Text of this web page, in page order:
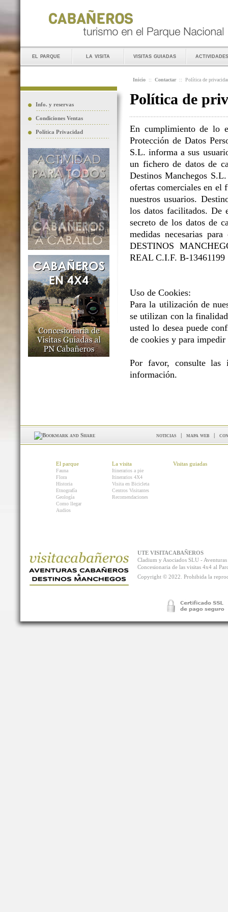
el parque la visita visitas guiadas actividades
Info. y reservas
Condiciones Ventas
Política Privacidad
Inicio :: Contactar :: Política de
Política de
En cumplimiento de lo
Protección de Datos
S.L. informa a sus
un fichero de datos de
Destinos Manchegos
ofertas comerciales en el
nuestros usuarios.
los datos facilitados. De
secreto de los datos de
medidas necesarias
DESTINOS
REAL C.I.F. B-13461199
Uso de Cookies:
Para la utilización de
se utilizan con la
usted lo desea puede
de cookies y para
Por favor, consulte las
información.
noticias | mapa web |
El parque
Fauna
Flora
Historia
Etnografía
Geología
Como llegar
Audios
La visita
Itinerarios a pie
Itinerarios 4X4
Visita en Bicicleta
Centros Visitantes
Recomendaciones
Visitas guiadas
UTE VISITACABAÑEROS
Cladium y Asociados SLU -
Concesionaria de las visitas 4x4 al
Copyright © 2022. Prohibida la